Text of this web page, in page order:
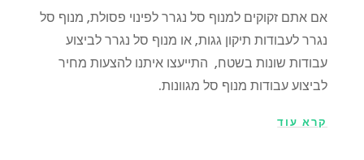
אם אתם זקוקים למנוף סל נגרר לפינוי פסולת, מנוף סל
נגרר לעבודות תיקון גגות, או מנוף סל נגרר לביצוע
עבודות שונות בשטח, התייעצו איתנו להצעות מחיר
לביצוע עבודות מנוף סל מגוונות.
קרא עוד